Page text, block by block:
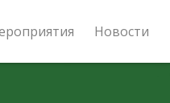
Новости